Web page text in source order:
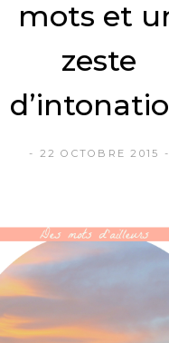
mots et
zeste
22 OCTOBRE 2015